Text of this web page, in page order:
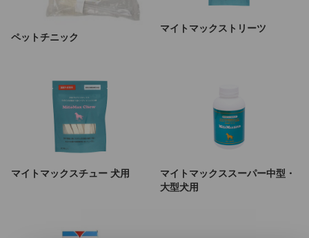
ペットチニック
マイトマックストリーツ
マイトマックスチュー 犬用
マイトマックススーパー中型・
大型犬用